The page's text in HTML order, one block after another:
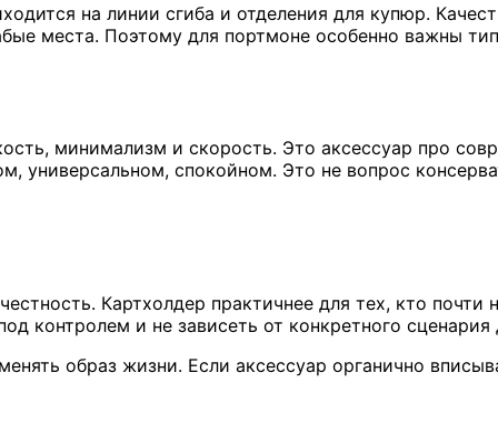
на линии сгиба и отделения для купюр.
места. Поэтому для портмоне особенно важны
минимализм и скорость. Это аксессуар про
универсальном, спокойном. Это не вопрос
Картхолдер практичнее для тех, кто
контролем и не зависеть от конкретного сценария
образ жизни. Если аксессуар органично